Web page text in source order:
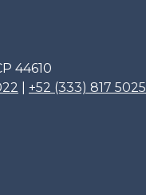
44610
+52 (333) 817 5025